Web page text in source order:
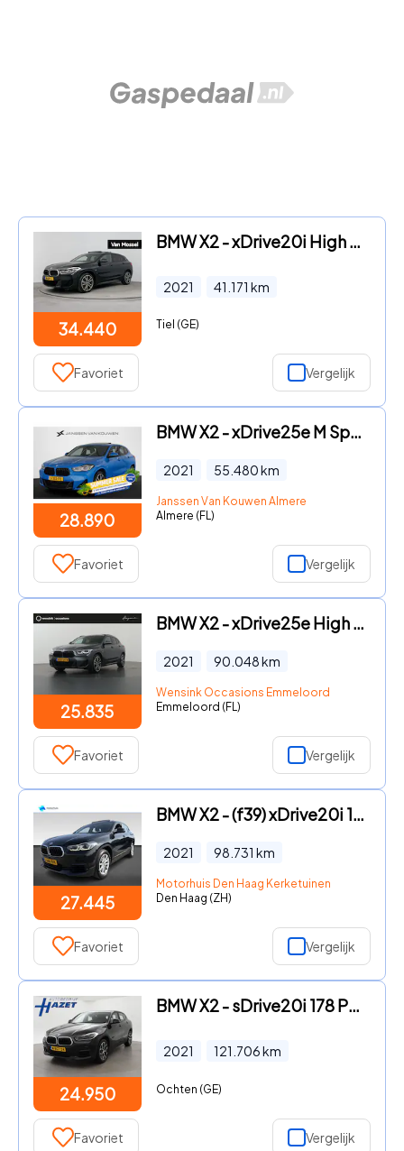
34.440
BMW X2 - xDrive20i High Executive 178PK | M-Sport | Schuif-/Kanteldak
2021 41.171 km
Tiel (GE)
Favoriet Vergelijk
28.890
BMW X2 - xDrive25e M Sport Panoramadak Head-Up HiFi Keyless Memory
2021 55.480km
Janssen Van Kouwen Almere
Almere (FL)
Favoriet Vergelijk
25.835
BMW X2 - xDrive25e High Executive | M-Pakket | Panoramadak | Sportsto
2021 90.048km
Wensink Occasions Emmeloord
Emmeloord (FL)
Favoriet Vergelijk
27.445
BMW X2 - (f39) xDrive20i 178pk Automaat High Executive | Achteruitrij
2021 98.731 km
Motorhuis Den Haag Kerketuinen
Den Haag (ZH)
Favoriet Vergelijk
24.950
BMW X2 - sDrive20i 178 PK AUT. HIGH EXECUTIVE EDITION + TREKHAAK | CA
2021 121.706km
Ochten (GE)
Favoriet Vergelijk